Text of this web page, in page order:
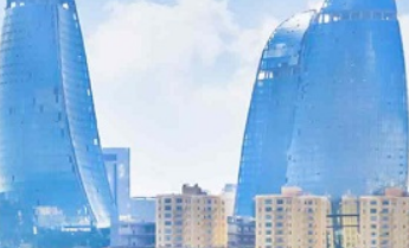
Forumunun Təşkilat Komitəsi yaradılıb